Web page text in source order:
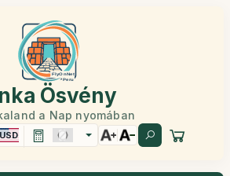
Ösvény
a Nap nyomában